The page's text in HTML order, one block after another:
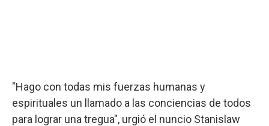
"Hago con todas mis fuerzas humanas y
espirituales un llamado a las conciencias de todos
para lograr una tregua", urgió el nuncio Stanislaw